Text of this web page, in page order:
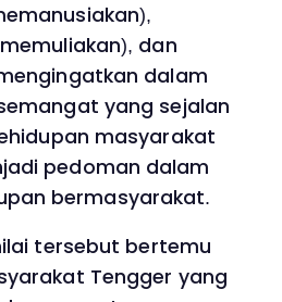
dan
dalam
yang sejalan
masyarakat
pedoman dalam
bermasyarakat.
tersebut bertemu
Tengger yang